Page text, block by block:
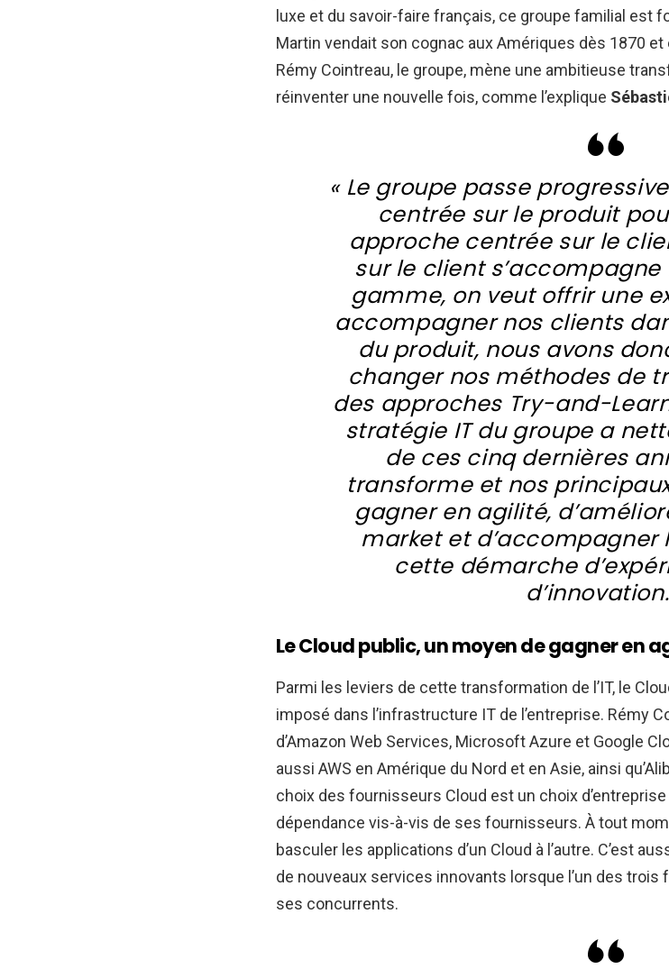
luxe et du savoir-faire français, ce groupe familial est
Martin vendait son cognac aux Amériques dès 1870 et
Rémy Cointreau, le groupe, mène une ambitieuse
réinventer une nouvelle fois, comme l’explique
« Le groupe passe
centrée sur le produit
approche centrée sur le
sur le client s’accompagne
gamme, on veut offrir une
accompagner nos clients
du produit, nous avons
changer nos méthodes de
des approches Try-and-
stratégie IT du groupe a
de ces cinq dernières
transforme et nos
gagner en agilité,
market et d’accompagner
cette démarche
Le Cloud public, un moyen de gagner en
Parmi les leviers de cette transformation de l’IT, le
imposé dans l’infrastructure IT de l’entreprise. Rémy
d’Amazon Web Services, Microsoft Azure et Google
aussi AWS en Amérique du Nord et en Asie, ainsi
choix des fournisseurs Cloud est un choix
dépendance vis-à-vis de ses fournisseurs. À tout
basculer les applications d’un Cloud à l’autre. C’est
de nouveaux services innovants lorsque l’un des trois
ses concurrents.